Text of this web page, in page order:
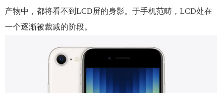
产物中，都将看不到LCD屏的身影。于手机范畴，LCD处在
一个逐渐被裁减的阶段。